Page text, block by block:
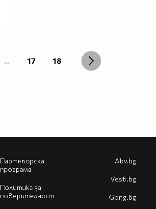
... 17 18
Партньорска
програма
Политика за
поверителност
Abv.bg
Vesti.bg
Gong.bg